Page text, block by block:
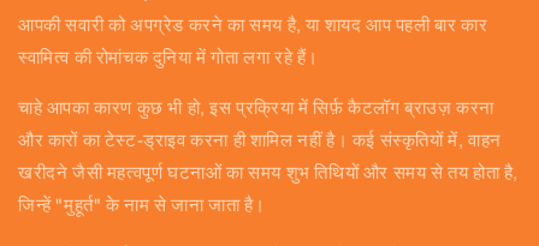
आपकी सवारी को अपग्रेड करने का समय है, या शायद आप पहली बार कार
स्वामित्व की रोमांचक दुनिया में गोता लगा रहे हैं।
चाहे आपका कारण कुछ भी हो, इस प्रक्रिया में सिर्फ़ कैटलॉग ब्राउज़ करना
और कारों का टेस्ट-ड्राइव करना ही शामिल नहीं है। कई संस्कृतियों में, वाहन
खरीदने जैसी महत्वपूर्ण घटनाओं का समय शुभ तिथियों और समय से तय होता है,
जिन्हें "मुहूर्त" के नाम से जाना जाता है।